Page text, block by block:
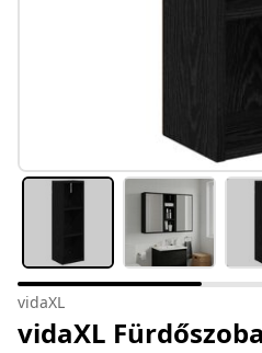
vidaXL
vidaXL